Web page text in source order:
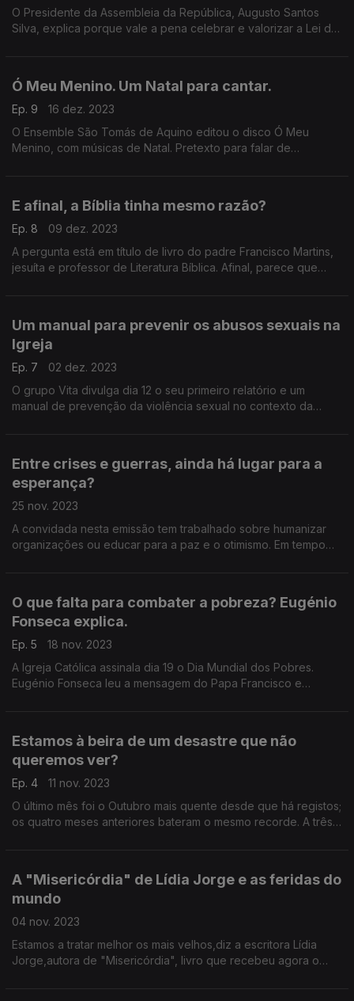
O Presidente da Assembleia da República, Augusto Santos
Silva, explica porque vale a pena celebrar e valorizar a Lei da
Ó Meu Menino. Um Natal para cantar.
Ep. 9
16 dez. 2023
O Ensemble São Tomás de Aquino editou o disco Ó Meu
Menino, com músicas de Natal. Pretexto para falar de
E afinal, a Bíblia tinha mesmo razão?
Ep. 8
09 dez. 2023
A pergunta está em título de livro do padre Francisco Martins,
jesuíta e professor de Literatura Bíblica. Afinal, parece que
Um manual para prevenir os abusos sexuais na
Igreja
Ep. 7
02 dez. 2023
O grupo Vita divulga dia 12 o seu primeiro relatório e um
manual de prevenção da violência sexual no contexto da
Entre crises e guerras, ainda há lugar para a
esperança?
25 nov. 2023
A convidada nesta emissão tem trabalhado sobre humanizar
organizações ou educar para a paz e o otimismo. Em tempo
O que falta para combater a pobreza? Eugénio
Fonseca explica.
Ep. 5
18 nov. 2023
A Igreja Católica assinala dia 19 o Dia Mundial dos Pobres.
Eugénio Fonseca leu a mensagem do Papa Francisco e
Estamos à beira de um desastre que não
queremos ver?
Ep. 4
11 nov. 2023
O último mês foi o Outubro mais quente desde que há registos;
os quatro meses anteriores bateram o mesmo recorde. A três
A "Misericórdia" de Lídia Jorge e as feridas do
mundo
04 nov. 2023
Estamos a tratar melhor os mais velhos,diz a escritora Lídia
Jorge,autora de "Misericórdia", livro que recebeu agora o